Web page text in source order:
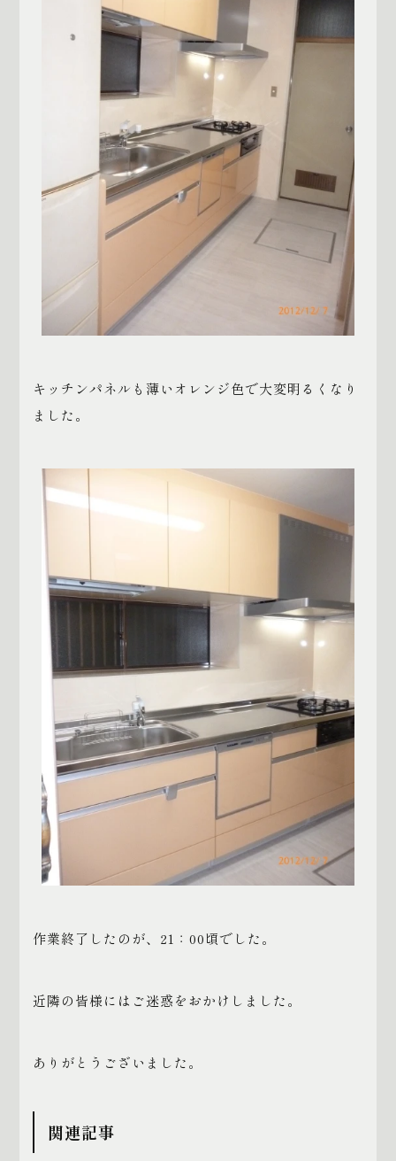
キッチンパネルも薄いオレンジ色で大変明るくなり
ました。
作業終了したのが、21：00頃でした。
近隣の皆様にはご迷惑をおかけしました。
ありがとうございました。
関連記事